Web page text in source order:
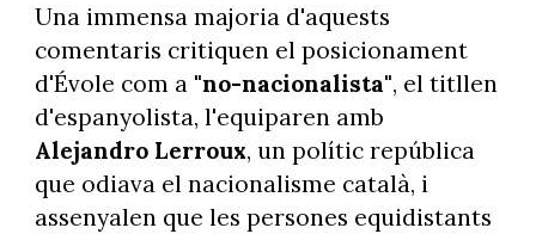
Una immensa majoria d'aquests
comentaris critiquen el posicionament
d'Évole com a "no-nacionalista", el titllen
d'espanyolista, l'equiparen amb
Alejandro Lerroux, un polític república
que odiava el nacionalisme català, i
assenyalen que les persones equidistants